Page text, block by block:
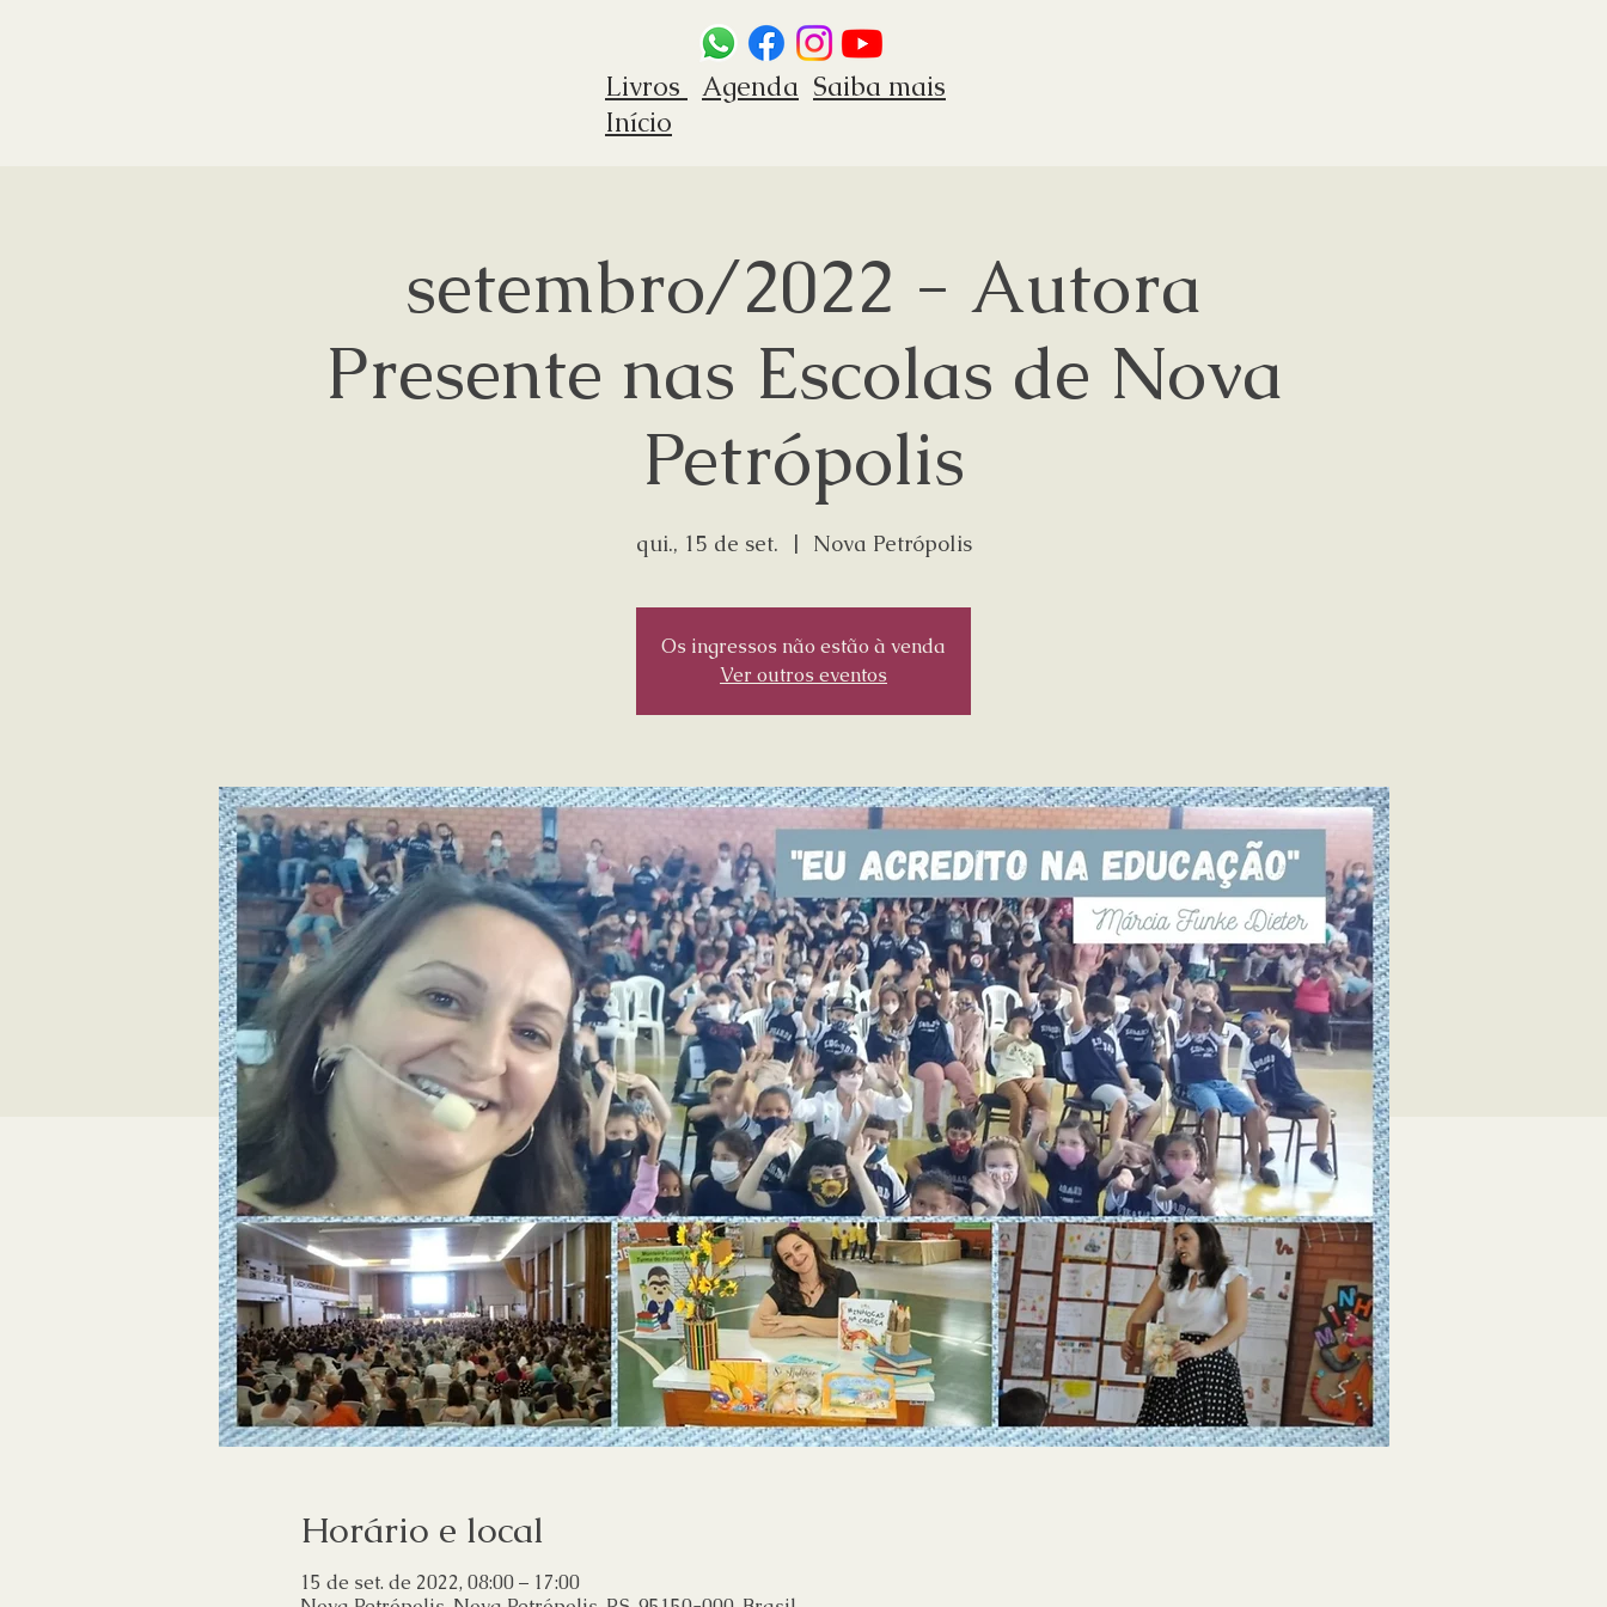
Livros Agenda Saiba mais
Início
setembro/2022 - Autora
Presente nas Escolas de Nova
Petrópolis
qui., 15 de set.
  |
Nova Petrópolis
Os ingressos não estão à venda
Ver outros eventos
Horário e local
15 de set. de 2022, 08:00 – 17:00